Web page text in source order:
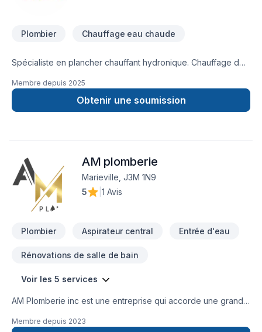
Plombier Chauffage eau chaude
Spécialiste en plancher chauffant hydronique. Chauffage de
domestique. Travaux d'excavation et de plomberie
Membre depuis 2025
Obtenir une soumission
AM plomberie
Marieville, J3M 1N9
5
1 Avis
Plombier Aspirateur central Entrée d'eau
Rénovations de salle de bain
Voir les 5 services
AM Plomberie inc est une entreprise qui accorde une grande
des professionnels compétents et formés pour détecter
Membre depuis 2023